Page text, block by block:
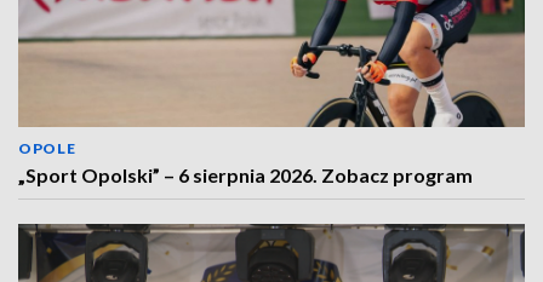
OPOLE
„Sport Opolski” – 6 sierpnia 2026. Zobacz program